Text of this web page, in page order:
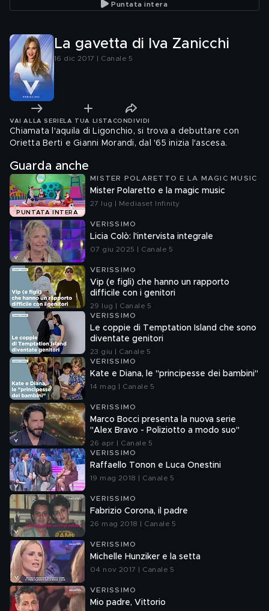
Puntata intera
La gavetta di Iva Zanicchi
16 dic 2017 | Canale 5
VAI ALLA SERIE LA TUA LISTA CONDIVIDI
Chiamata l'aquila di Ligonchio, si trova a debuttare con
Orietta Berti e Gianni Morandi, dal '65 inizia l'ascesa.
Guarda anche
PUNTATA INTERA
MISTER POLARETTO E LA MAGIC MUSIC
Mister Polaretto e la magic music
27 lug | Mediaset Infinity
VERISSIMO
Licia Colò: l'intervista integrale
07 giu 2025 | Canale 5
VERISSIMO
Vip (e figli) che hanno un rapporto
difficile con i genitori
29 lug | Canale 5
VERISSIMO
Le coppie di Temptation Island che sono
diventate genitori
23 giu | Canale 5
VERISSIMO
Kate e Diana, le "principesse dei bambini"
14 mag | Canale 5
VERISSIMO
Marco Bocci presenta la nuova serie
"Alex Bravo - Poliziotto a modo suo"
26 apr | Canale 5
VERISSIMO
Raffaello Tonon e Luca Onestini
19 mag 2018 | Canale 5
VERISSIMO
Fabrizio Corona, il padre
26 mag 2018 | Canale 5
VERISSIMO
Michelle Hunziker e la setta
04 nov 2017 | Canale 5
VERISSIMO
Mio padre, Vittorio